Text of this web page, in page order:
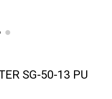
SG-50-13 PU